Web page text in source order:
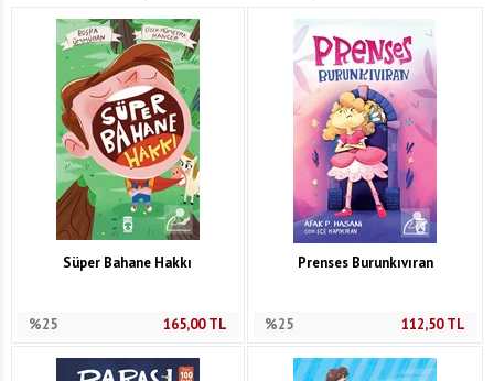
Süper Bahane Hakkı
%25 165,00TL
Prenses Burunkıvıran
%25 112,50TL